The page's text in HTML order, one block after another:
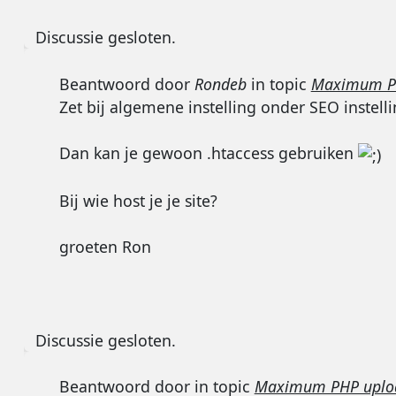
Discussie gesloten.
Beantwoord door Rondebin topic Maximum
Zet bij algemene instelling onder SEO
Dan kan je gewoon .htaccess gebruiken
Bij wie host je je site?
groeten Ron
Discussie gesloten.
Beantwoord door in topic Maximum PHP